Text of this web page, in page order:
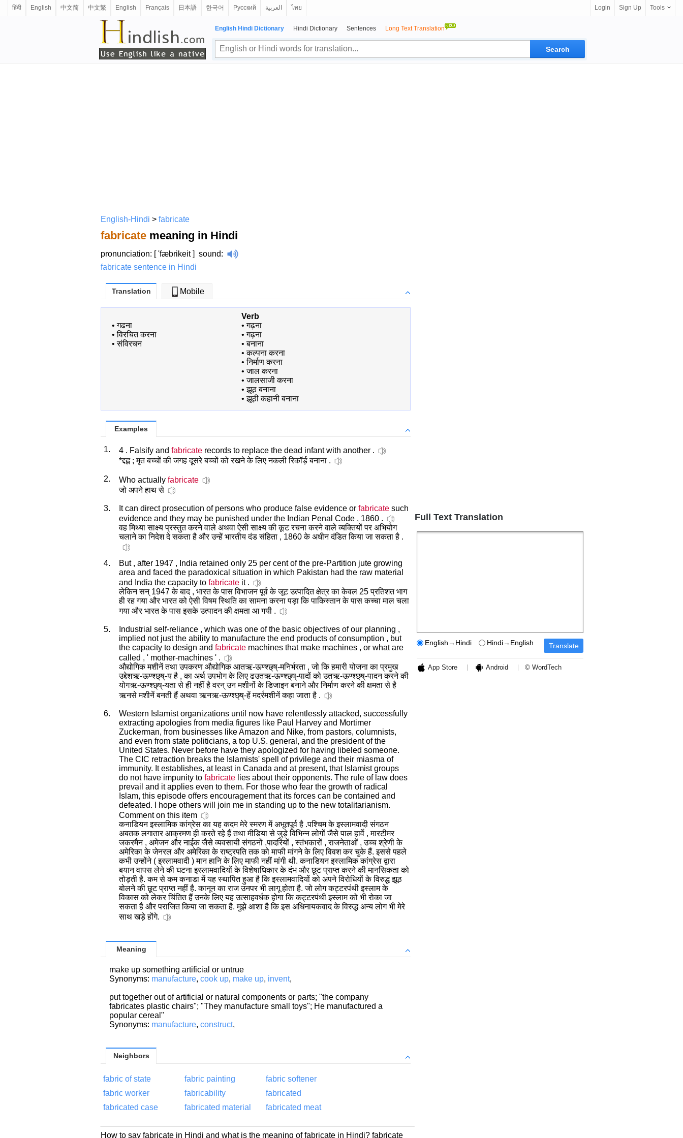
हिंदी English 中文简 中文繁 English Français 日本語 한국어 Русский العربية ไทย Login Sign Up Tools
English Hindi Dictionary Hindi Dictionary Sentences Long Text Translation
English-Hindi > fabricate
fabricate meaning in Hindi
pronunciation: [ 'fæbrikeit ] sound:
fabricate sentence in Hindi
Translation Mobile
•गढना
•विरचित करना
•संविरचन
Verb
•गढ़ना
•गढ़ना
•बनाना
•कल्पना करना
•निर्माण करना
•जाल करना
•जालसाजी करना
•झूठ बनाना
•झूठी कहानी बनाना
Examples
1. 4 . Falsify and fabricate records to replace the dead infant with another .
*द्दह्ल ; मृत बच्चों की जगह दूसरे बच्चों को रखने के लिए नकली रिकॉर्ड़ बनाना .
2. Who actually fabricate
जो अपने हाथ से
3. It can direct prosecution of persons who produce false evidence or fabricate such
evidence and they may be punished under the Indian Penal Code , 1860 .
वह मिथ्या साक्ष्य प्रस्तुत करने वाले अथवा ऐसी साक्ष्य की कूट रचना करने वाले व्यक्तियों पर अभियोग
चलाने का निदेश दे सकता है और उन्हें भारतीय दंड संहिता , 1860 के अधीन दंडित किया जा सकता है .
4.
But , after 1947 , India retained only 25 per cent of the pre-Partition jute growing
area and faced the paradoxical situation in which Pakistan had the raw material
and India the capacity to fabricate it .
लेकिन सन् 1947 के बाद , भारत के पास विभाजन पूर्व के जूट उत्पादित क्षेत्र का केवल 25 प्रतिशत भाग
ही रह गया और भारत को ऐसी विषम स्थिति का सामना करना पड़ा कि पाकिस्तान के पास कच्चा माल चला
गया और भारत के पास इसके उत्पादन की क्षमता आ गयी .
5.
Industrial self-reliance , which was one of the basic objectives of our planning ,
implied not just the ability to manufacture the end products of consumption , but
the capacity to design and fabricate machines that make machines , or what are
called , ' mother-machines ' .
औद्योगिक मशीनें तथा उपकरण औद्योगिक आतऋ-ऊण्श्छ्ष्-मनिर्भरता , जो कि हमारी योजना का प्रमुख
उद्देशऋ-ऊण्श्छ्ष्-य है , का अर्थ उपभोग के लिए ढउतऋ-ऊण्श्छ्ष्-पादों को उतऋ-ऊण्श्छ्ष्-पादन करने की
योगऋ-ऊण्श्छ्ष्-यता से ही नहीं है वरन् उन मशीनों के डिजाइन बनाने और निर्माण करने की क्षमता से है
ऋनसे मशीनें बनती हैं अथवा ऋनऋ-ऊण्श्छ्ष्-हें मदर्रमशीनें कहा जाता है .
6.
Western Islamist organizations until now have relentlessly attacked, successfully
extracting apologies from media figures like Paul Harvey and Mortimer
Zuckerman, from businesses like Amazon and Nike, from pastors, columnists,
and even from state politicians, a top U.S. general, and the president of the
United States. Never before have they apologized for having libeled someone.
The CIC retraction breaks the Islamists' spell of privilege and their miasma of
immunity. It establishes, at least in Canada and at present, that Islamist groups
do not have impunity to fabricate lies about their opponents. The rule of law does
prevail and it applies even to them. For those who fear the growth of radical
Islam, this episode offers encouragement that its forces can be contained and
defeated. I hope others will join me in standing up to the new totalitarianism.
Comment on this item
कनाडियन इस्लामिक कांग्रेस का यह कदम मेरे स्मरण में अभूतपूर्व है .पश्चिम के इस्लामवादी संगठन
अबतक लगातार आक्रमण ही करते रहे हैं तथा मीडिया से जुड़े विभिन्न लोगों जैसे पाल हार्वे , मारटीमर
जकरमैन , अमेजन और नाईक जैसे व्यवसायी संगठनों ,पादरियों , स्तंभकारों , राजनेताओं , उच्च श्रेणी के
अमेरिका के जेनरल और अमेरिका के राष्ट्रपति तक को माफी मांगने के लिए विवश कर चुके हैं. इससे पहले
कभी उन्होंने ( इस्लामवादी ) मान हानि के लिए माफी नहीं मांगी थी. कनाडियन इस्लामिक कांग्रेस द्वारा
बयान वापस लेने की घटना इस्लामवादियों के विशेषाधिकार के दंभ और छूट प्राप्त करने की मानसिकता को
तोड़ती है. कम से कम कनाडा में यह स्थापित हुआ है कि इस्लामवादियों को अपने विरोधियों के विरुद्ध झूठ
बोलने की छूट प्राप्त नहीं है. कानून का राज उनपर भी लागू होता है. जो लोग कट्टरपंथी इस्लाम के
विकास को लेकर चिंतित हैं उनके लिए यह उत्साहवर्धक होगा कि कट्टरपंथी इस्लाम को भी रोका जा
सकता है और पराजित किया जा सकता है. मुझे आशा है कि इस अधिनायकवाद के विरुद्ध अन्य लोग भी मेरे
साथ खड़े होंगे.
Meaning
make up something artificial or untrue
Synonyms: manufacture, cook up, make up, invent,
put together out of artificial or natural components or parts; "the company
fabricates plastic chairs"; "They manufacture small toys"; He manufactured a
popular cereal"
Synonyms: manufacture, construct,
Neighbors
fabric of state fabric painting
fabric softener
fabric worker
fabricability
fabricated
fabricated case
fabricated material fabricated meat
How to say fabricate in Hindi and what is the meaning of fabricate in Hindi? fabricate
Full Text Translation
English→Hindi Hindi→English
App Store Android © WordTech